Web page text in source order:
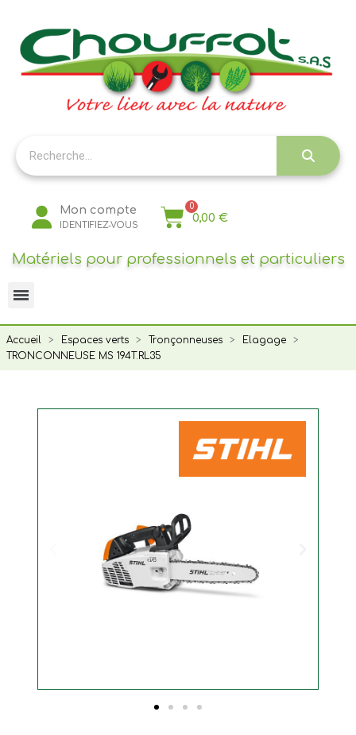
Mon compte
IDENTIFIEZ-VOUS
0,00 €
Matériels pour professionnels et particuliers
Accueil Espaces verts Tronçonneuses
Elagage
TRONCONNEUSE MS 194T.RL35